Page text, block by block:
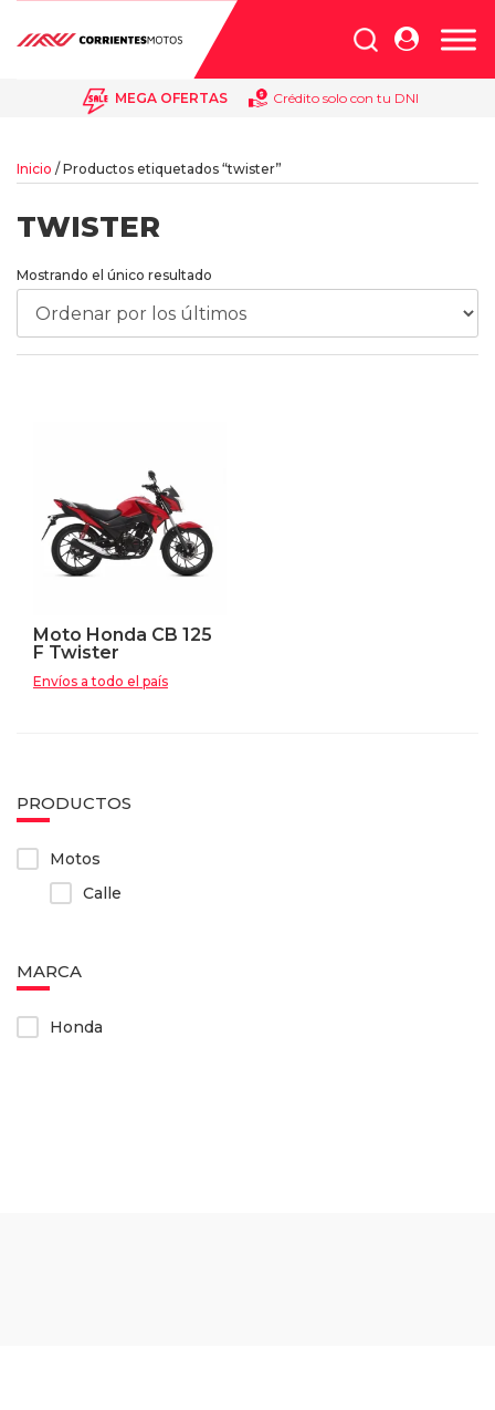
Búsqueda
de
MEGA OFERTAS Crédito solo con tu DNI
Inicio / Productos etiquetados “twister”
TWISTER
Mostrando el único resultado
Moto Honda CB 125
F Twister
Envíos a todo el país
PRODUCTOS
Motos
Calle
MARCA
Honda